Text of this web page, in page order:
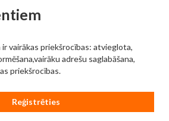
vairākas priekšrocības: atvieglota,
adrešu saglabāšana,
priekšrocības.
Reģistrēties